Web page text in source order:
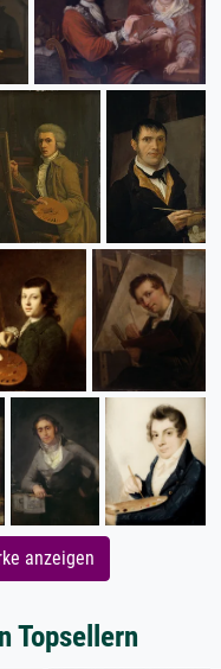
anzeigen
Topsellern